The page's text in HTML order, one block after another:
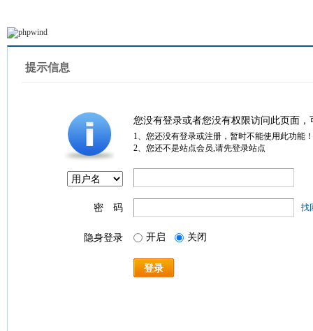
提示信息
您没有登录或者您没有权限访问此页面
1、您还没有登录或注册，暂时不能使用此功能！
2、您还不是站点会员,请先登录站点
密 码 找
隐身登录 开启 关闭
登录